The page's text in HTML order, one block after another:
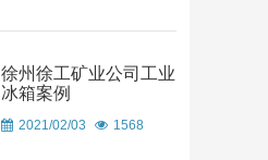
徐州徐工矿业公司工业
冰箱案例
2021/02/03 1568